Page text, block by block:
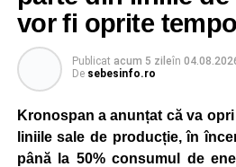
vor fi oprite
Publicat acum 5 zileîn
De sebesinfo.ro
Kronospan a anunțat că va
liniile sale de producție, în
până la 50% consumul de